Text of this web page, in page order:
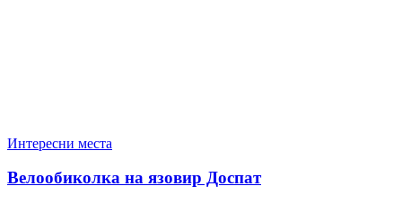
Интересни места
Велообиколка на язовир Доспат